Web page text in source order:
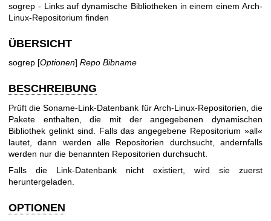
sogrep - Links auf dynamische Bibliotheken in einem einem Arch-
Linux-Repositorium finden
ÜBERSICHT
sogrep [Optionen] Repo Bibname
BESCHREIBUNG
Prüft die Soname-Link-Datenbank für Arch-Linux-Repositorien, die
Pakete enthalten, die mit der angegebenen dynamischen
Bibliothek gelinkt sind. Falls das angegebene Repositorium »all«
lautet, dann werden alle Repositorien durchsucht, andernfalls
werden nur die benannten Repositorien durchsucht.
Falls die Link-Datenbank nicht existiert, wird sie zuerst
heruntergeladen.
OPTIONEN